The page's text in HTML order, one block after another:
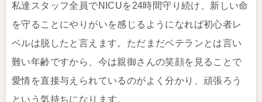
私達スタッフ全員でNICUを24時間守り続け、新しい命
を守ることにやりがいを感じるようになれば初心者レ
ベルは脱したと言えます。ただまだベテランとは言い
難い年齢ですから、今は親御さんの笑顔を見ることで
愛情を直接与えられているのがよく分かり、頑張ろう
という気持ちになります。